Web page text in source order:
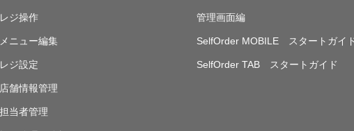
レジ操作
メニュー編集
レジ設定
店舗情報管理
担当者管理
管理画面編
SelfOrder MOBILE スタートガイ
SelfOrder TAB スタートガイド